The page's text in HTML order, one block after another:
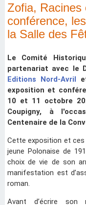
Zofia, Racines
conférence,
la Salle des
Le Comité
partenariat avec le
Editions Nord-Avril
exposition et
10 et 11 octobre
Coupigny, à
Centenaire de la
Cette exposition et
jeune Polonaise de
choix de vie de son
manifestation est
roman.
Avant d’écrire son